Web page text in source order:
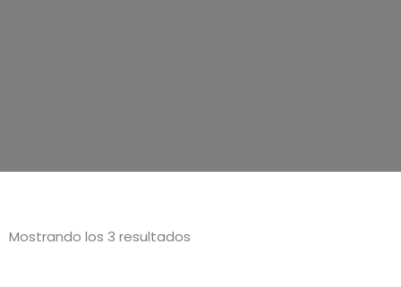
Mostrando los 3 resultados